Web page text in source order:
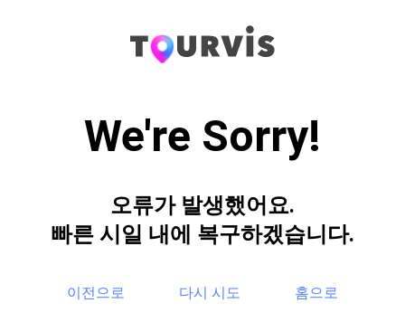
We're Sorry!
오류가 발생했어요.
빠른 시일 내에 복구하겠습니다.
이전으로 다시 시도 홈으로